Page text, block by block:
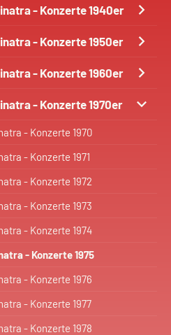
- Konzerte 1940er
- Konzerte 1950er
- Konzerte 1960er
- Konzerte 1970er
- Konzerte 1970
- Konzerte 1971
- Konzerte 1972
- Konzerte 1973
- Konzerte 1974
- Konzerte 1975
- Konzerte 1976
- Konzerte 1977
- Konzerte 1978